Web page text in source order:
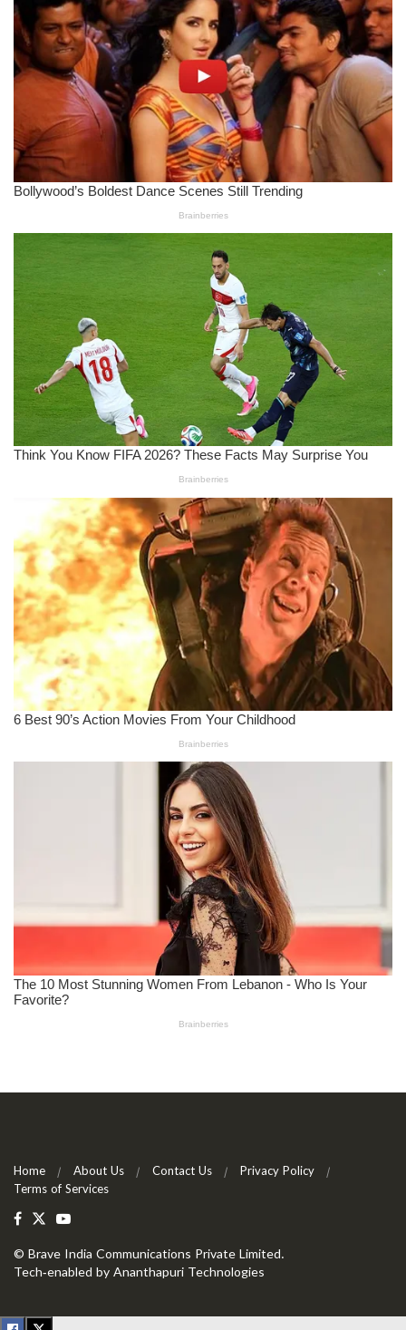
Home About Us Contact Us
Privacy Policy
Terms of Services
© Brave India Communications Private Limited.
Tech-enabled by Ananthapuri Technologies